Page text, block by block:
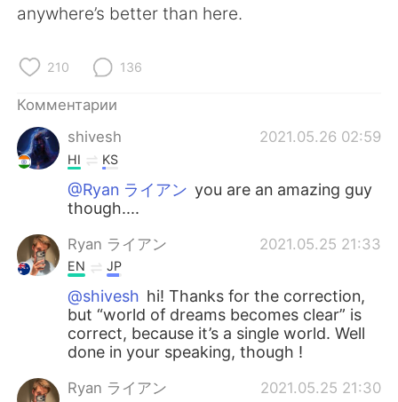
Indonesia Italiano
Türkçe
Português
anywhere’s better than here.
210 136
Комментарии
shivesh
2021.05.26 02:59
HI KS
@Ryan ライアン you are an amazing guy
though....
Ryan ライアン 2021.05.25 21:33
EN JP
@shivesh hi! Thanks for the correction,
but “world of dreams becomes clear” is
correct, because it’s a single world. Well
done in your speaking, though !
Ryan ライアン 2021.05.25 21:30